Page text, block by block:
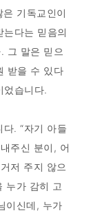
기독교인이
다는 믿음의
그 말은 믿으
받을 수 있다
었습니다.
. “자기 아들
주신 분이, 어
저 주지 않으
누가 감히 고
이신데, 누가